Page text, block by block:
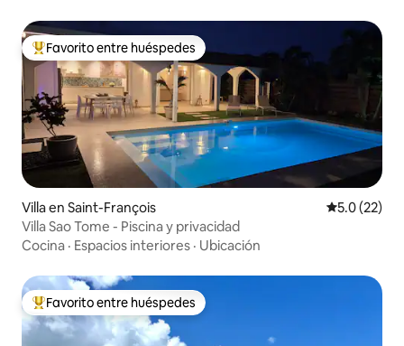
De los mejores en Favorito entre huéspedes
Favorito entre huéspedes
Villa en Saint-François Calificación
5.0 (22)
Villa Sao Tome - Piscina y privacidad
Cocina · Espacios interiores · Ubicación
De los mejores en Favorito entre huéspedes
Favorito entre huéspedes